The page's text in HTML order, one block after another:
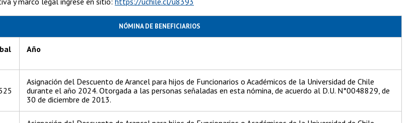
NÓMINA DE BENEFICIARIOS
Año
Asignación del Descuento de Arancel para hijos de Funcionarios o Académicos de la Universidad de Chile
durante el año 2024. Otorgada a las personas señaladas en esta nómina, de acuerdo al D.U. N°0048829, de
30 de diciembre de 2013.